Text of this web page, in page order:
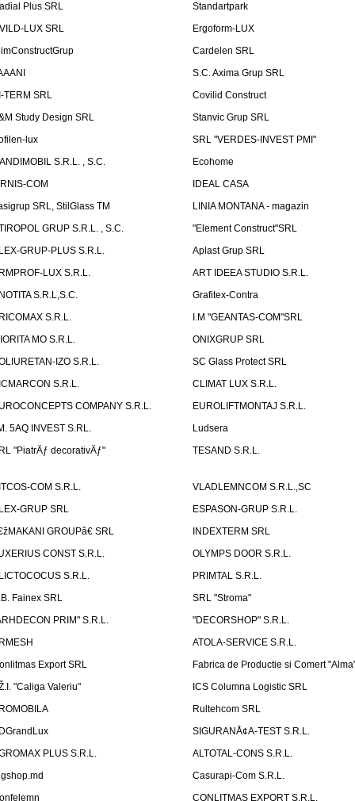
Plus SRL
Standartpark
LUX SRL
Ergoform-LUX
Cardelen SRL
S.C. Axima Grup SRL
TERM SRL
Covilid Construct
Study Design SRL
Stanvic Grup SRL
lux
SRL "VERDES-INVEST PMI"
S.R.L. , S.C.
Ecohome
COM
IDEAL CASA
SRL, StilGlass TM
LINIA MONTANA - magazin
GRUP S.R.L. , S.C.
"Element Construct"SRL
GRUP-PLUS S.R.L.
Aplast Grup SRL
LUX S.R.L.
ART IDEEA STUDIO S.R.L.
S.R.L,S.C.
Grafitex-Contra
S.R.L.
I.M "GEANTAS-COM"SRL
MO S.R.L.
ONIXGRUP SRL
IZO S.R.L.
SC Glass Protect SRL
S.R.L.
CLIMAT LUX S.R.L.
COMPANY S.R.L.
EUROLIFTMONTAJ S.R.L.
5AQ INVEST S.RL.
Ludsera
"PiatrÄƒ decorativÄƒ"
TESAND S.R.L.
COM S.R.L.
VLADLEMNCOM S.R.L.,SC
GRUP SRL
ESPASON-GRUP S.R.L.
GROUPâ€ SRL
INDEXTERM SRL
CONST S.R.L.
OLYMPS DOOR S.R.L.
S.R.L.
PRIMTAL S.R.L.
Fainex SRL
SRL "Stroma"
PRIM" S.R.L.
"DECORSHOP" S.R.L.
ATOLA-SERVICE S.R.L.
Export SRL
Fabrica de Productie si Comert
"Caliga Valeriu"
ICS Columna Logistic SRL
Rultehcom SRL
SIGURANÅ¢A-TEST S.R.L.
PLUS S.R.L.
ALTOTAL-CONS S.R.L.
Casurapi-Com S.R.L.
CONLITMAS EXPORT S.R.L.